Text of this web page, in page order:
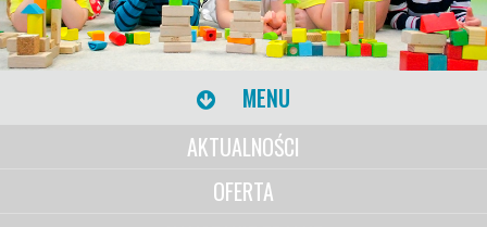
MENU
AKTUALNOŚCI
OFERTA